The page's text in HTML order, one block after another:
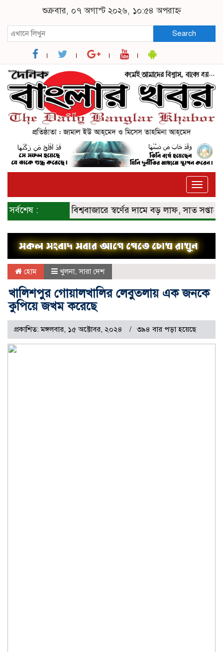
শুক্রবার, ০৭ অগাস্ট ২০২৬, ১০:৫৪ অপরাহ্ন
Search
Toggle
সর্বশেষ : বিশ্ববাজারে স্বর্ণের দামে বড় লাফ, সাত সপ্তাহের
হোম খুলনা,সারা দেশ
খালিশপুর গোয়ালখালির লেবুতলায় এক জনকে
কুপিয়ে জখম করেছে
প্রকাশিত: মঙ্গলবার, ১৫ অক্টোবর, ২০২৪ ৩৯৪ বার পড়া হয়েছে